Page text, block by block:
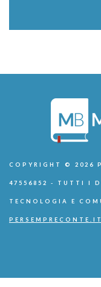
COPYRIGHT © 2026
47556852 - TUTTI I
TECNOLOGIA E
PERSEMPRECONTE.IT